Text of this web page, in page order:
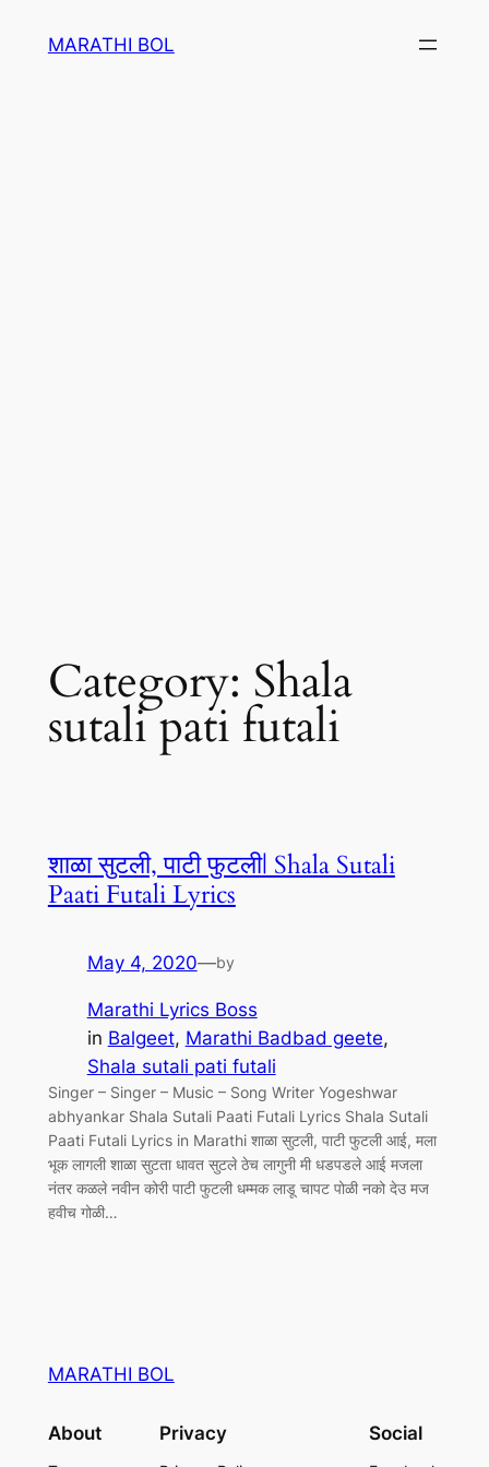
MARATHI BOL
Category: Shala
sutali pati futali
शाळा सुटली, पाटी फुटली| Shala Sutali
Paati Futali Lyrics
May 4, 2020—by
Marathi Lyrics Boss
in Balgeet, Marathi Badbad geete
Shala sutali pati futali
Singer – Singer – Music – Song Writer Yogeshwar
abhyankar Shala Sutali Paati Futali Lyrics Shala Sutali
Paati Futali Lyrics in Marathi शाळा सुटली, पाटी फुटली आई, मला
भूक लागली शाळा सुटता धावत सुटले ठेच लागुनी मी धडपडले आई मजला
नंतर कळले नवीन कोरी पाटी फुटली धम्मक लाडू चापट पोळी नको देउ मज
हवीच गोळी…
MARATHI BOL
About Privacy Social